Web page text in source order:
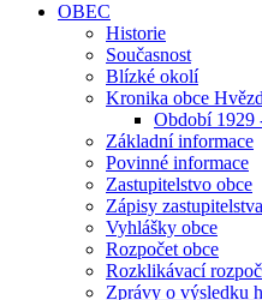
OBEC
Historie
Současnost
Blízké okolí
Kronika obce
Období 1929
Základní informace
Povinné informace
Zastupitelstvo obce
Zápisy zastupitelstva
Vyhlášky obce
Rozpočet obce
Rozklikávací
Zprávy o výsledku